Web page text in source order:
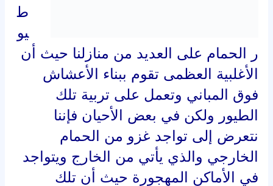
الخارجي والذي يأتي من الخارج ويتواجد
في الأماكن المهجورة حيث أن تلك
الطيور من الممكن أن تقل أخطر
الأمراض إلينا نتيجة إلى أنها لا تربى في
المنزل وعليه فانه لتفادى تلك الطيور
والمخاطر التي تسببها فانه يتم استخدام
شركة مكافحة حمام بعسفان والتخلص